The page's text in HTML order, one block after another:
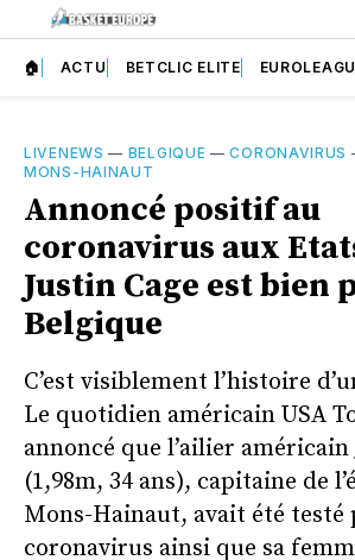
🏠 ACTU BETCLIC ELITE
LIVENEWS — BELGIQUE —CORONAVIRUS
MONS-HAINAUT
Annoncé positif au
coronavirus aux
Justin Cage est bien
Belgique
C’est visiblement l’histoire
Le quotidien américain USA
annoncé que l’ailier américain
(1,98m, 34 ans), capitaine de
Mons-Hainaut, avait été testé
coronavirus ainsi que sa